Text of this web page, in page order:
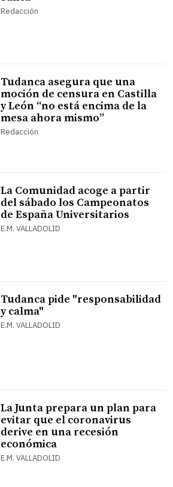
Redacción
Tudanca asegura que una
moción de censura en Castilla
y León “no está encima de la
mesa ahora mismo”
Redacción
La Comunidad acoge a partir
del sábado los Campeonatos
de España Universitarios
E.M. VALLADOLID
Tudanca pide "responsabilidad
y calma"
E.M. VALLADOLID
La Junta prepara un plan para
evitar que el coronavirus
derive en una recesión
económica
E.M. VALLADOLID